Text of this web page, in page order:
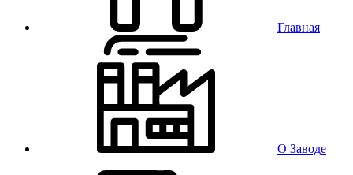
Главная
О Заводе